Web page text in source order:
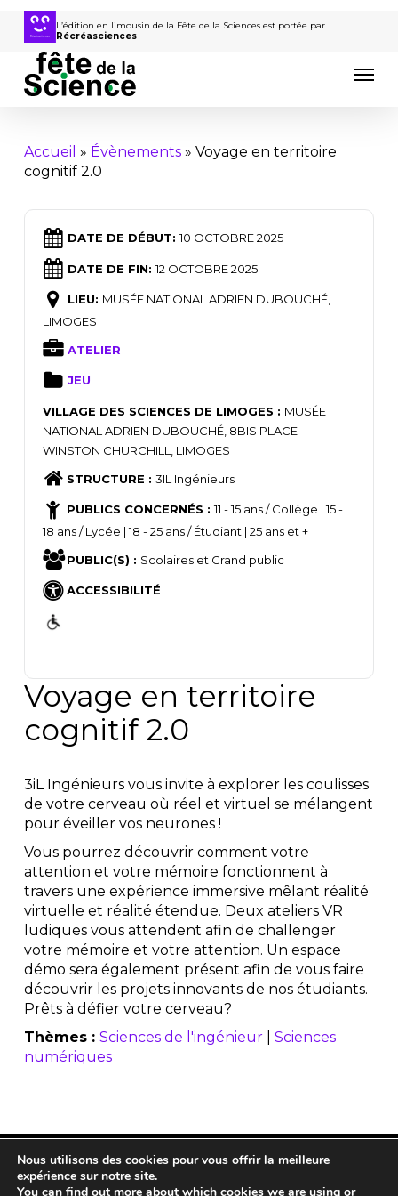
Passer
contenu
principal
L’édition en limousin de la Fête de la Sciences est portée par
Récréasciences
Accueil » Évènements» Voyage en territoire
cognitif 2.0
DATE DE DÉBUT:10 OCTOBRE 2025
DATE DE FIN:12 OCTOBRE 2025
LIEU: MUSÉE NATIONAL ADRIEN DUBOUCHÉ,
LIMOGES
ATELIER
JEU
VILLAGE DES SCIENCES DE LIMOGES : MUSÉE
NATIONAL ADRIEN DUBOUCHÉ, 8BIS PLACE
WINSTON CHURCHILL, LIMOGES
STRUCTURE : 3IL Ingénieurs
PUBLICS CONCERNÉS :11 - 15 ans / Collège | 15 -
18 ans / Lycée | 18 - 25 ans / Étudiant | 25 ans et +
PUBLIC(S) : Scolaires et Grand public
ACCESSIBILITÉ
Voyage en territoire
cognitif 2.0
3iL Ingénieurs vous invite à explorer les coulisses
de votre cerveau où réel et virtuel se mélangent
pour éveiller vos neurones !
Vous pourrez découvrir comment votre
attention et votre mémoire fonctionnent à
travers une expérience immersive mêlant réalité
virtuelle et réalité étendue. Deux ateliers VR
ludiques vous attendent afin de challenger
votre mémoire et votre attention. Un espace
démo sera également présent afin de vous faire
découvrir les projets innovants de nos étudiants.
Prêts à défier votre cerveau?
Thèmes : Sciences de l'ingénieur| Sciences
numériques
Nous utilisons des cookies pour vous offrir la meilleure
expérience sur notre site.
You can find out more about which cookies we are using or